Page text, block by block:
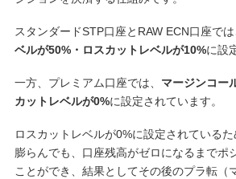
スタンダードSTP口座とRAW ECN口座では
ベルが50%・ロスカットレベルが10%に設
一方、プレミアム口座では、 マージンコー
カットレベルが0%に設定されています。
ロスカットレベルが0%に設定されている
膨らんでも、口座残高がゼロになるまでポ
ことができ、結果としてその後のプラ転（